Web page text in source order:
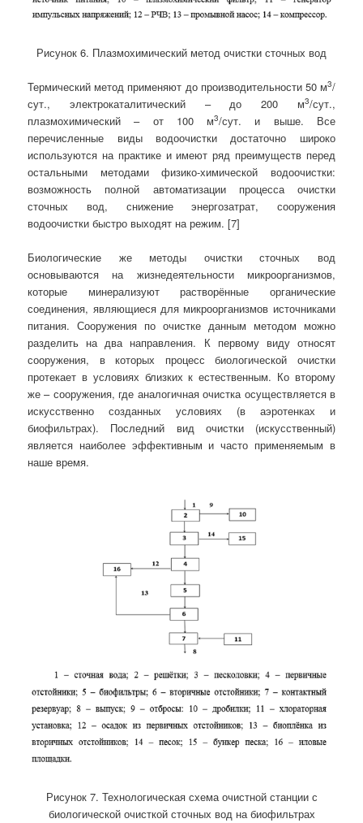
Рисунок 6. Плазмохимический метод очистки сточных вод
Термический метод применяют до производительности 50 м3/
сут., электрокаталитический – до 200 м3/сут.,
плазмохимический – от 100 м3/сут. и выше. Все
перечисленные виды водоочистки достаточно широко
используются на практике и имеют ряд преимуществ перед
остальными методами физико-химической водоочистки:
возможность полной автоматизации процесса очистки
сточных вод, снижение энергозатрат, сооружения
водоочистки быстро выходят на режим. [7]
Биологические же методы очистки сточных вод
основываются на жизнедеятельности микроорганизмов,
которые минерализуют растворённые органические
соединения, являющиеся для микроорганизмов источниками
питания. Сооружения по очистке данным методом можно
разделить на два направления. К первому виду относят
сооружения, в которых процесс биологической очистки
протекает в условиях близких к естественным. Ко второму
же – сооружения, где аналогичная очистка осуществляется в
искусственно созданных условиях (в аэротенках и
биофильтрах). Последний вид очистки (искусственный)
является наиболее эффективным и часто применяемым в
наше время.
Рисунок 7. Технологическая схема очистной станции с
биологической очисткой сточных вод на биофильтрах